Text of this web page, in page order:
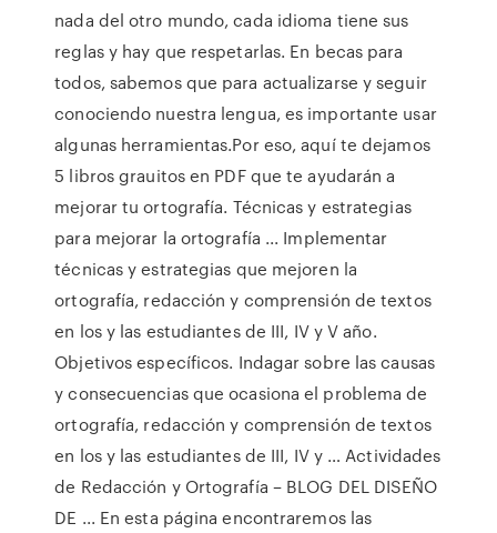
nada del otro mundo, cada idioma tiene sus
reglas y hay que respetarlas. En becas para
todos, sabemos que para actualizarse y seguir
conociendo nuestra lengua, es importante usar
algunas herramientas.Por eso, aquí te dejamos
5 libros grauitos en PDF que te ayudarán a
mejorar tu ortografía. Técnicas y estrategias
para mejorar la ortografía ... Implementar
técnicas y estrategias que mejoren la
ortografía, redacción y comprensión de textos
en los y las estudiantes de III, IV y V año.
Objetivos específicos. Indagar sobre las causas
y consecuencias que ocasiona el problema de
ortografía, redacción y comprensión de textos
en los y las estudiantes de III, IV y … Actividades
de Redacción y Ortografía – BLOG DEL DISEÑO
DE ... En esta página encontraremos las